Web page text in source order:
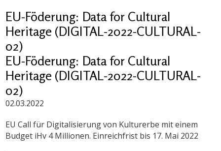
EU-Föderung: Data for Cultural
Heritage (DIGITAL-2022-CULTURAL-
02)
EU-Föderung: Data for Cultural
Heritage (DIGITAL-2022-CULTURAL-
02)
02.03.2022
EU Call für Digitalisierung von Kulturerbe mit einem
Budget iHv 4 Millionen. Einreichfrist bis 17. Mai 2022